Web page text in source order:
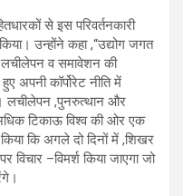
से इस परिवर्तनकारी
उन्होंने कहा,“उद्योग जगत
लचीलेपन व समावेशन की
अपनी कॉर्पोरेट नीति में
लचीलेपन ,पुनरुत्थान और
टिकाऊ विश्व की ओर एक
कि अगले दो दिनों में ,शिखर
विचार –विमर्श किया जाएगा जो